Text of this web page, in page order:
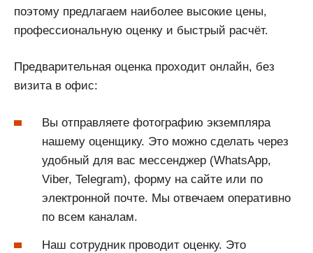
поэтому предлагаем наиболее высокие цены,
профессиональную оценку и быстрый расчёт.
Предварительная оценка проходит онлайн, без
визита в офис:
Вы отправляете фотографию экземпляра
нашему оценщику. Это можно сделать через
удобный для вас мессенджер (WhatsApp,
Viber, Telegram), форму на сайте или по
электронной почте. Мы отвечаем оперативно
по всем каналам.
Наш сотрудник проводит оценку. Это